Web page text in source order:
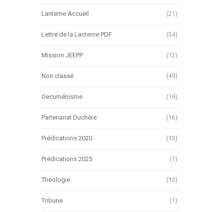
Lanterne Accueil (21)
Lettre de la Lanterne PDF (34)
Mission JEEPP (12)
Non classé (49)
Oecuménisme (19)
Partenariat Duchère (16)
Prédications 2020 (13)
Prédications 2025 (1)
Théologie (12)
Tribune (1)